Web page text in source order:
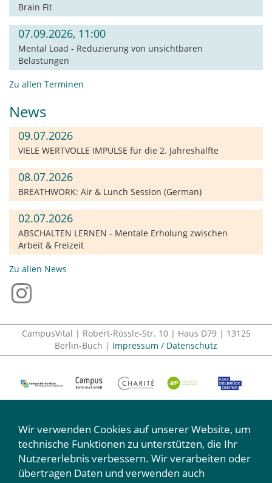
Brain Fit
07.09.2026, 11:00
Mental Load - Reduzierung von unsichtbaren
Belastungen
Zu allen Terminen
News
09.07.2026
VIELE WERTVOLLE IMPULSE für die 2. Jahreshälfte
08.07.2026
BREATHWORK: Air & Lunch Session (German)
02.07.2026
ABSCHALTEN LERNEN - Mentale Erholung zwischen
Arbeit & Freizeit
Zu allen News
CampusVital | Robert-Rössle-Str. 10 | Haus D79 | 13125
Berlin-Buch | Impressum / Datenschutz
Wir machen mit:
Wir verwenden Cookies auf unserer Website, um
technische Funktionen zu unterstützen, die Ihr
Nutzererlebnis verbessern. Wir verarbeiten oder
übertragen Daten und verwenden auch